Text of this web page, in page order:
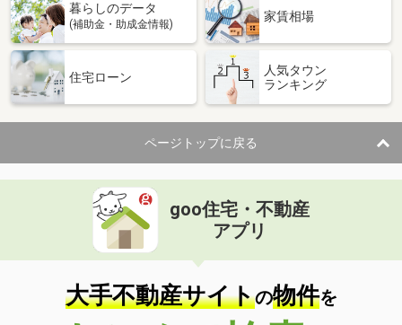
暮らしのデータ
(補助金・助成金情報)
家賃相場
住宅ローン
人気タウン
ランキング
ページトップに戻る
goo住宅・不動産
アプリ
大手不動産サイトの物件を